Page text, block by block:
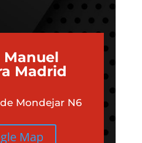
Manuel
Madrid
Mondejar N6
Map